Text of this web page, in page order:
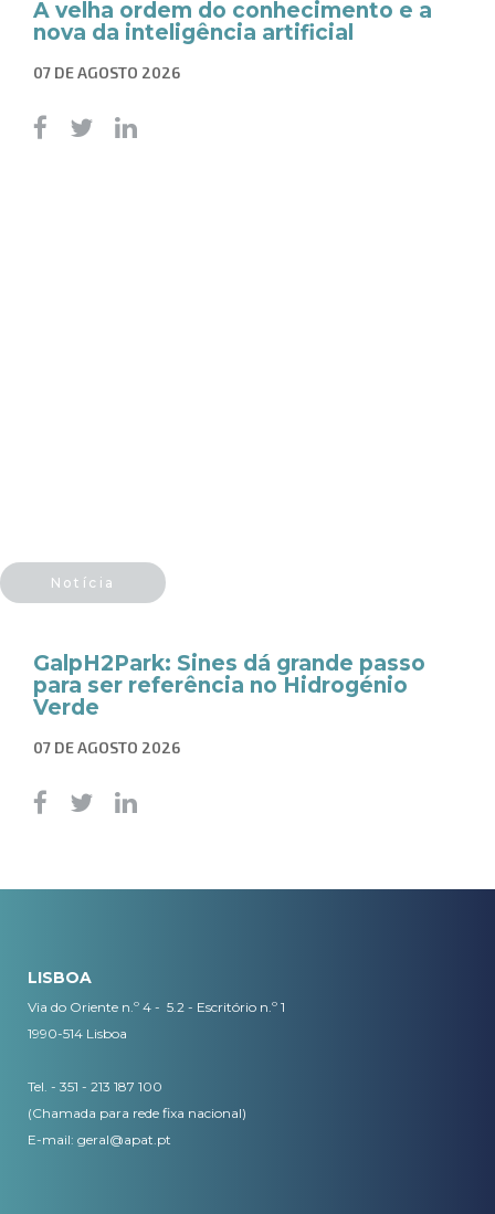
A velha ordem do conhecimento e a
nova da inteligência artificial
07 DE AGOSTO 2026
Notícia
GalpH2Park: Sines dá grande passo
para ser referência no Hidrogénio
Verde
07 DE AGOSTO 2026
LISBOA
Via do Oriente n.º 4 - 5.2 - Escritório n.º 1
1990-514 Lisboa
Tel. - 351 - 213 187 100
(Chamada para rede fixa nacional)
E-mail: geral@apat.pt